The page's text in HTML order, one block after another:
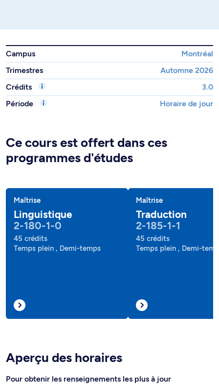
Campus
Montréal
Trimestres
Automne 2026
Crédits
3.0
Période
Horaire de jour
Ce cours est offert dans ces
programmes d'études
Maîtrise
Linguistique
2-180-1-0
45 crédits
Temps plein , Demi-temps
Maîtrise
Traduction
2-185-1-1
45 crédits
Temps plein , Demi-
Aperçu des horaires
Pour obtenir les renseignements les plus à jour